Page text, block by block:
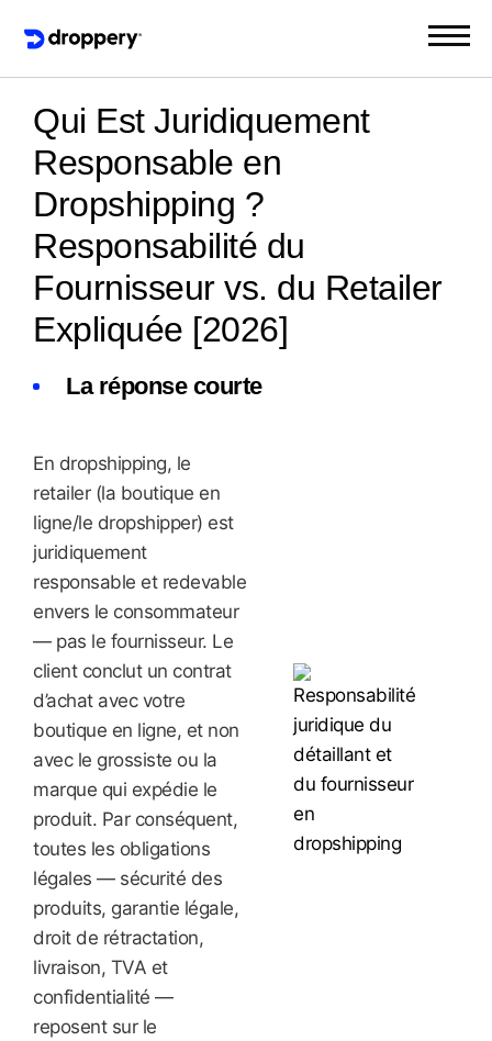
Qui Est Juridiquement
Responsable en
Dropshipping ?
Responsabilité du
Fournisseur vs. du Retailer
Expliquée [2026]
La réponse courte
En dropshipping, le
retailer (la boutique en
ligne/le dropshipper) est
juridiquement
responsable et redevable
envers le consommateur
— pas le fournisseur. Le
client conclut un contrat
d’achat avec votre
boutique en ligne, et non
avec le grossiste ou la
marque qui expédie le
produit. Par conséquent,
toutes les obligations
légales — sécurité des
produits, garantie légale,
droit de rétractation,
livraison, TVA et
confidentialité —
reposent sur le